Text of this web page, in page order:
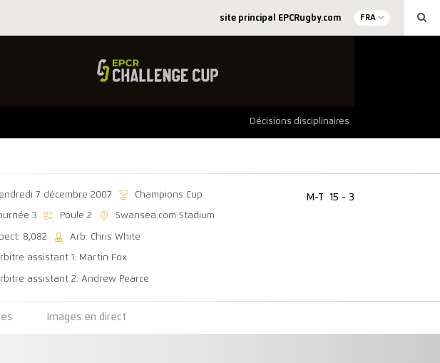
site principal EPCRugby.com FRA
Décisions disciplinaires
7 décembre 2007 Champions Cup
3 Poule 2 Swansea.com Stadium
8,082 Arb: Chris White
assistant 1: Martin Fox
assistant 2: Andrew Pearce
M-T 15 - 3
Images en direct